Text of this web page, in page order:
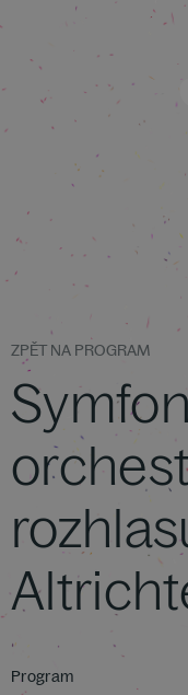
ZPĚT NA PROGRAM
Program